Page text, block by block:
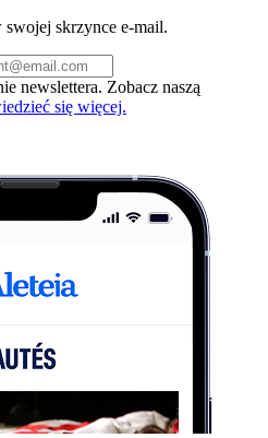
skrzynce e-mail.
newslettera. Zobacz naszą
się więcej.